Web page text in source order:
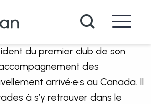
Recherche
du premier club de son
des
arrivé·e·s au Canada. Il
à s’y retrouver dans le